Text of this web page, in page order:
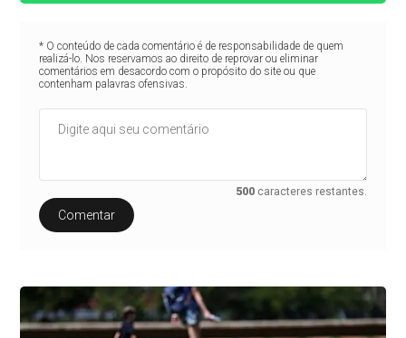
* O conteúdo de cada comentário é de responsabilidade de quem
realizá-lo. Nos reservamos ao direito de reprovar ou eliminar
comentários em desacordo com o propósito do site ou que
contenham palavras ofensivas.
500 caracteres restantes.
Comentar